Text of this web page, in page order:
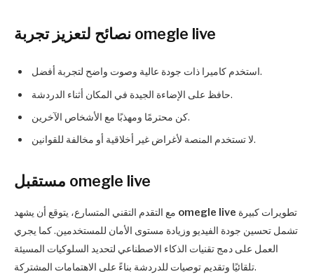
نصائح لتعزيز تجربة omegle live
استخدم كاميرا ذات جودة عالية وصوت واضح لتجربة أفضل.
حافظ على الإضاءة الجيدة في المكان أثناء الدردشة.
كن محترمًا ومهذبًا مع الأشخاص الآخرين.
لا تستخدم المنصة لأغراض غير أخلاقية أو مخالفة للقوانين.
مستقبل omegle live
omegle live
تشمل تحسين جودة الفيديو وزيادة مستوى الأمان للمستخدمين. كما يجري
العمل على دمج تقنيات الذكاء الاصطناعي لتحديد السلوكيات المسيئة
تلقائيًا وتقديم توصيات للدردشة بناءً على الاهتمامات المشتركة.